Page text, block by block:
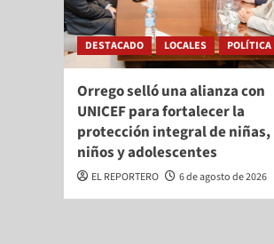
DESTACADO LOCALES POLÍTICA
Orrego selló una alianza con
UNICEF para fortalecer la
protección integral de niñas,
niños y adolescentes
EL REPORTERO 6 de agosto de 2026